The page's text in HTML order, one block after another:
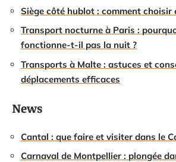
Siège côté hublot : comment choisir
Transport nocturne à Paris :
fonctionne-t-il pas la nuit ?
Transports à Malte : astuces et
déplacements efficaces
News
Cantal : que faire et visiter dans le
Carnaval de Montpellier : plongée